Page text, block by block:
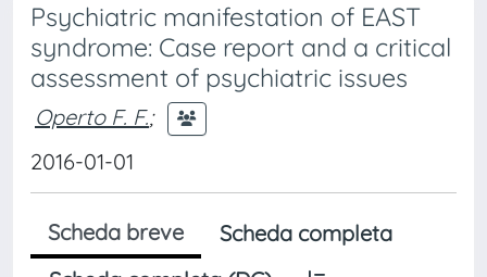
Psychiatric manifestation of EAST
syndrome: Case report and a critical
assessment of psychiatric issues
Operto F. F.;
2016-01-01
Scheda breve
Scheda completa